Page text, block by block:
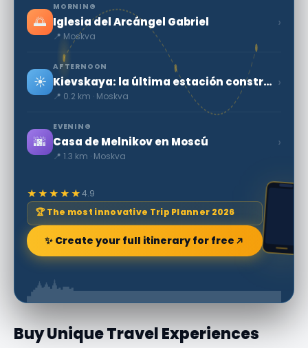
🌅
MORNING
Iglesia del Arcángel Gabriel
📍 Moskva
›
☀️
AFTERNOON
Kievskaya: la última estación construida en el Anillo Central de Moscú
📍 0.2 km · Moskva
›
🌆
EVENING
Casa de Melnikov en Moscú
📍 1.3 km · Moskva
›
★★★★★4.9
🏆 The most innovative Trip Planner 2026
✨ Create your full itinerary for free
Buy Unique Travel Experiences